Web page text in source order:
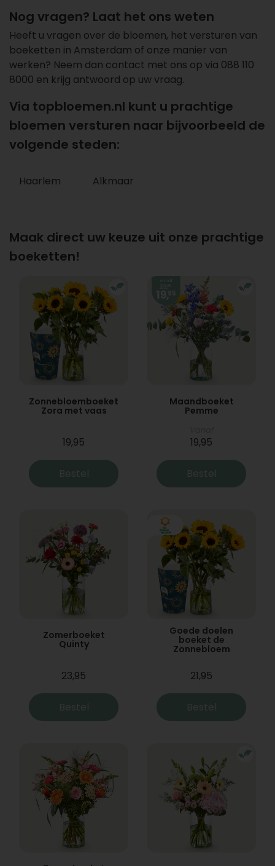
Nog vragen? Laat het ons weten
Heeft u vragen over de bloemen, het versturen van
boeketten in Amsterdam of onze manier van
werken? Neem dan contact met ons op via 088 110
8000 en krijg antwoord op uw vraag.
Via topbloemen.nl kunt u prachtige
bloemen versturen naar bijvoorbeeld de
volgende steden:
Haarlem Alkmaar
Maak direct uw keuze uit onze prachtige
boeketten!
Zonnebloemboeket
Zora met vaas
19,95
Bestel
Maandboeket
Pemme
19,95
Bestel
Zomerboeket
Quinty
23,95
Bestel
Goede doelen
boeket de
Zonnebloem
21,95
Bestel